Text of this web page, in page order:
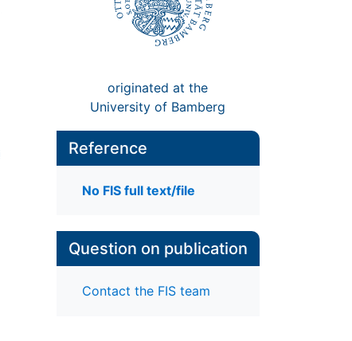
originated at the
University of Bamberg
Reference
No FIS full text/file
Question on publication
Contact the FIS team